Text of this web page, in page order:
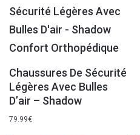
Chaussures De Sécurité
Légères Avec Bulles
D’air – Shadow
79.99€